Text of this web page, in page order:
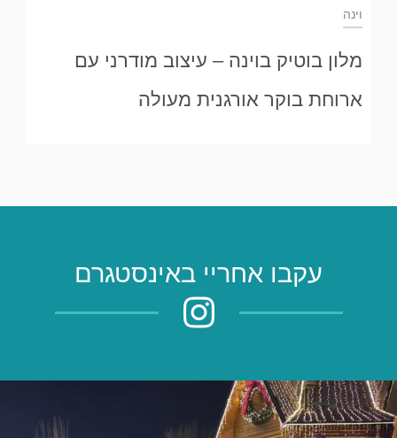
וינה
מלון בוטיק בוינה – עיצוב מודרני עם
ארוחת בוקר אורגנית מעולה
עקבו אחריי באינסטגרם